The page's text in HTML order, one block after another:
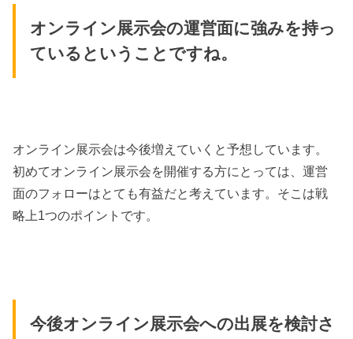
オンライン展示会の運営面に強みを持っ
ているということですね。
オンライン展示会は今後増えていくと予想しています。
初めてオンライン展示会を開催する方にとっては、運営
面のフォローはとても有益だと考えています。そこは戦
略上1つのポイントです。
今後オンライン展示会への出展を検討さ